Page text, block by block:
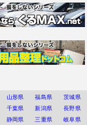
山形県 福島県
茨城県
千葉県 新潟県
長野県
静岡県 三重県
岐阜県